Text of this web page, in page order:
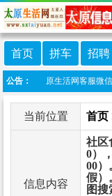
首页 拼车 招聘
公告：
请加太原生活网客服微信：
当前位置 首页
信息内容
社区
0）
00）
假）
图搜